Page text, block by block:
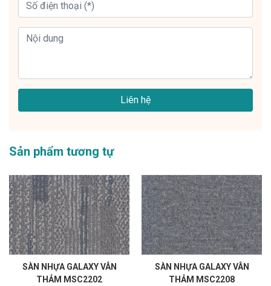
Liên hệ
Sản phẩm tương tự
SÀN NHỰA GALAXY VÂN
THẢM MSC2202
SÀN NHỰA GALAXY VÂN
THẢM MSC2208